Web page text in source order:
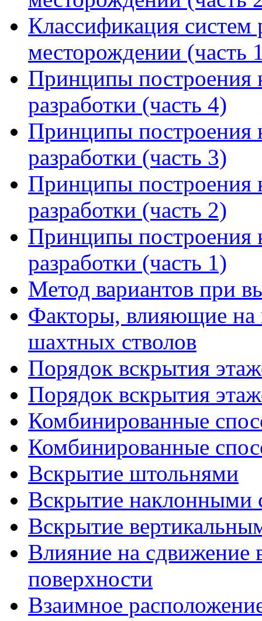
Классификация систем
месторождении (часть
Принципы построения
разработки (часть 4)
Принципы построения
разработки (часть 3)
Принципы построения
разработки (часть 2)
Принципы построения
разработки (часть 1)
Метод вариантов при
Факторы, влияющие на
шахтных стволов
Порядок вскрытия
Порядок вскрытия
Комбинированные
Комбинированные
Вскрытие штольнями
Вскрытие наклонными
Вскрытие
Влияние на
поверхности
Взаимное